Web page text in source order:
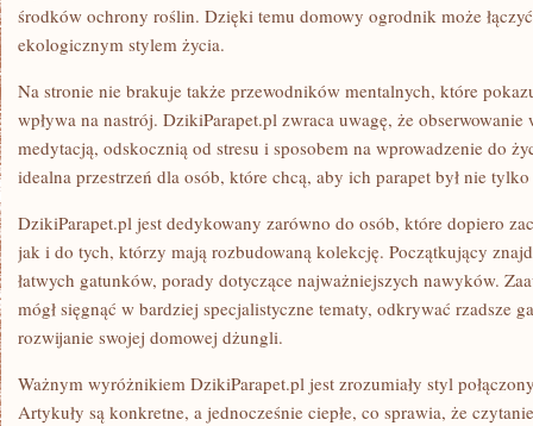
środków ochrony roślin. Dzięki temu domowy ogrodnik może
ekologicznym stylem życia.
Na stronie nie brakuje także przewodników mentalnych, które
wpływa na nastrój. DzikiParapet.pl zwraca uwagę, że obserwowanie
medytacją, odskocznią od stresu i sposobem na wprowadzenie do
idealna przestrzeń dla osób, które chcą, aby ich parapet był nie
DzikiParapet.pl jest dedykowany zarówno do osób, które dopiero
jak i do tych, którzy mają rozbudowaną kolekcję. Początkujący
łatwych gatunków, porady dotyczące najważniejszych nawyków.
mógł sięgnąć w bardziej specjalistyczne tematy, odkrywać rzadsze
rozwijanie swojej domowej dżungli.
Ważnym wyróżnikiem DzikiParapet.pl jest zrozumiały styl
Artykuły są konkretne, a jednocześnie ciepłe, co sprawia, że